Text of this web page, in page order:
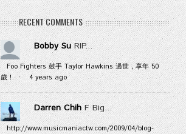
RECENT COMMENTS
Bobby Su RIP...
Foo Fighters 鼓手 Taylor Hawkins 過世，享年 50
歲！· 4 years ago
Darren Chih F Big...
http://www.musicmaniactw.com/2009/04/blog-